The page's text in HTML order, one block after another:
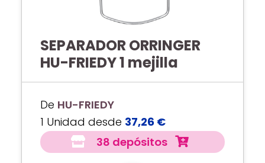
SEPARADOR ORRINGER
HU-FRIEDY 1 mejilla
De HU-FRIEDY
1 Unidad desde 37,26 €
38 depósitos